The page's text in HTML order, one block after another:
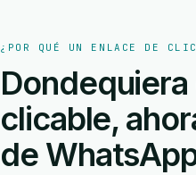
¿POR QUÉ UN ENLACE DE
clicable,
de